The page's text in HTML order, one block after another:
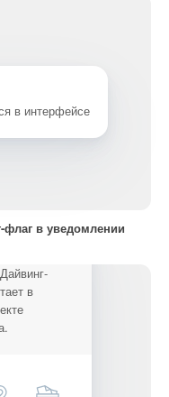
в интерфейсе
в уведомлении
в